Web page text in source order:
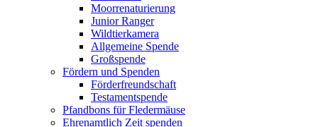
Moorrenaturierung
Junior Ranger
Wildtierkamera
Allgemeine Spende
Großspende
Fördern und Spenden
Förderfreundschaft
Testamentspende
Pfandbons für Fledermäuse
Ehrenamtlich Zeit spenden